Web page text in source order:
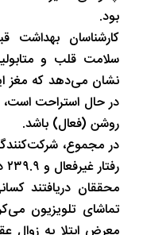
بود.
کارشناسان بهداشت
سلامت قلب و
نشان می‌دهد که مغز
در حال استراحت
روشن (فعال) باشد.
رفتار غیرفعال و ۲۳۹.۹ دقیقه رفتار فعال ذهنی داشتند.
محققان دریافتند
تماشای تلویزیون